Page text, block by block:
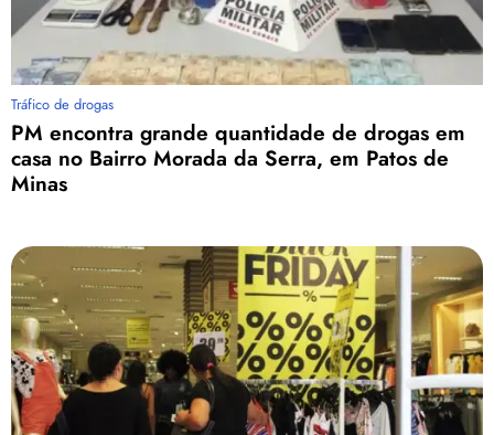
Tráfico de drogas
PM encontra grande quantidade de drogas em
casa no Bairro Morada da Serra, em Patos de
Minas